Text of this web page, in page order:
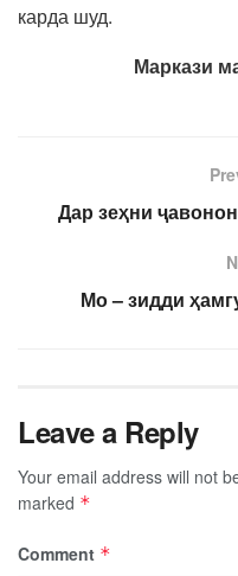
карда шуд.
Маркази
Дар зеҳни
Мо – зидди
Leave a Reply
Your email address will not
marked *
Comment *